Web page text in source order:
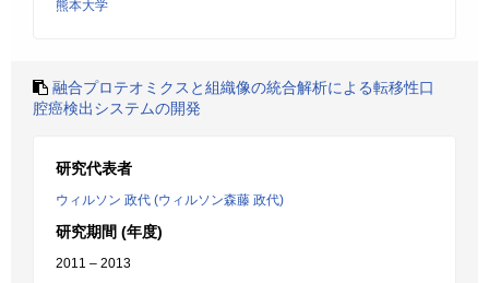
熊本大学
融合プロテオミクスと組織像の統合解析による転移性口
腔癌検出システムの開発
研究代表者
ウィルソン 政代 (ウィルソン森藤 政代)
研究期間 (年度)
2011 – 2013